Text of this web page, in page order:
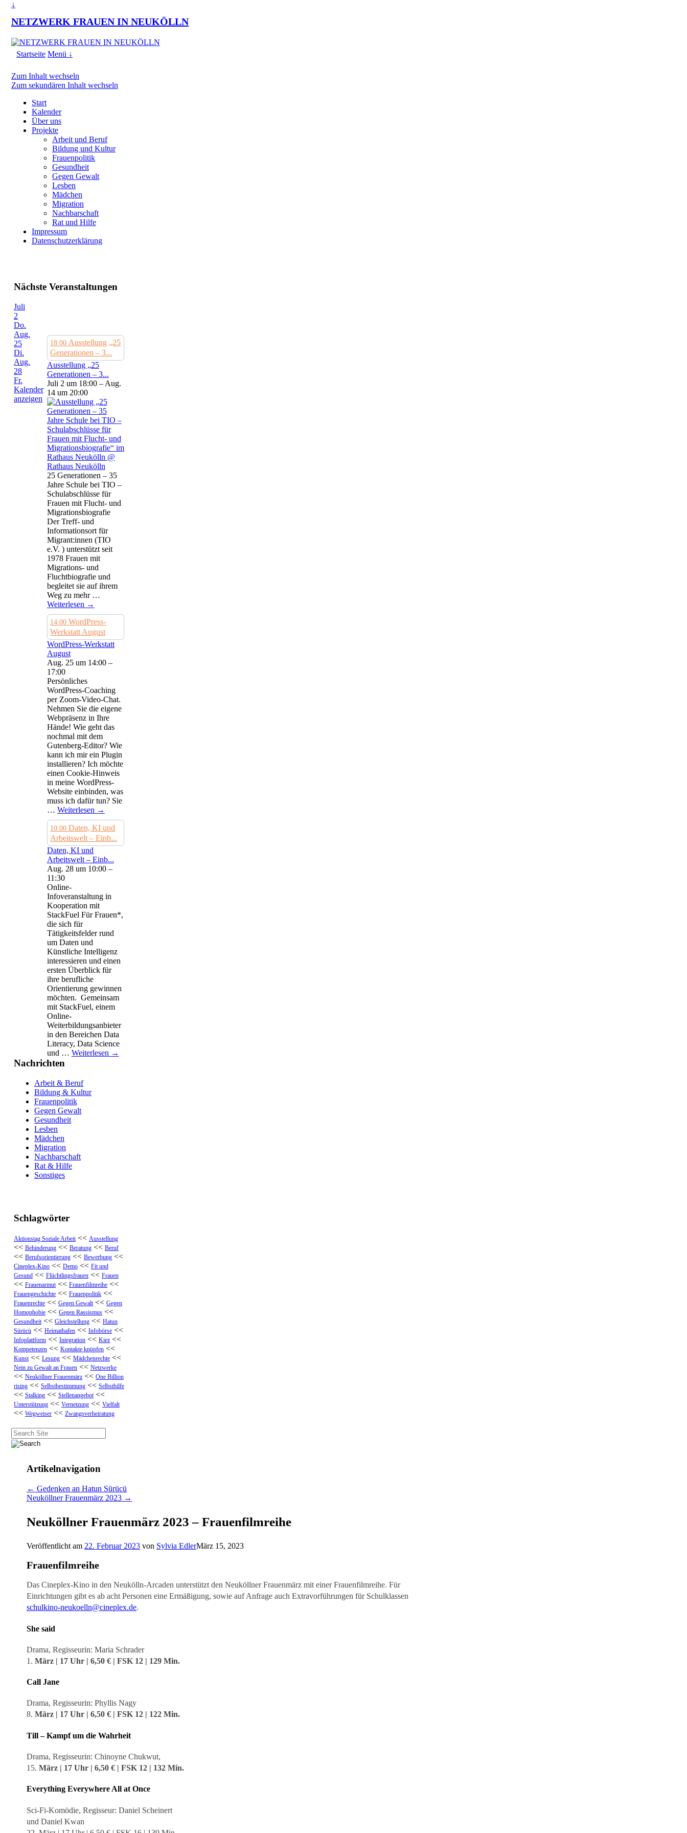
↓
NETZWERK FRAUEN IN NEUKÖLLN
Startseite Menü ↓
Zum Inhalt wechseln
Zum sekundären Inhalt wechseln
Start
Kalender
Über uns
Projekte
Arbeit und Beruf
Bildung und Kultur
Frauenpolitik
Gesundheit
Gegen Gewalt
Lesben
Mädchen
Migration
Nachbarschaft
Rat und Hilfe
Impressum
Datenschutzerklärung
Nächste Veranstaltungen
Juli
2
Do.
18:00 Ausstellung „25
Generationen – 3...
Ausstellung „25
Generationen – 3...
Juli 2 um 18:00 – Aug.
14 um 20:00
25 Generationen – 35
Jahre Schule bei TIO –
Schulabschlüsse für
Frauen mit Flucht- und
Migrationsbiografie
Der Treff- und
Informationsort für
Migrant:innen (TIO
e.V. ) unterstützt seit
1978 Frauen mit
Migrations- und
Fluchtbiografie und
begleitet sie auf ihrem
Weg zu mehr …
Weiterlesen →
Aug.
25
Di.
14:00 WordPress-
Werkstatt August
WordPress-Werkstatt
August
Aug. 25 um 14:00 –
17:00
Persönliches
WordPress-Coaching
per Zoom-Video-Chat.
Nehmen Sie die eigene
Webpräsenz in Ihre
Hände! Wie geht das
nochmal mit dem
Gutenberg-Editor? Wie
kann ich mir ein Plugin
installieren? Ich möchte
einen Cookie-Hinweis
in meine WordPress-
Website einbinden, was
muss ich dafür tun? Sie
… Weiterlesen →
Aug.
28
Fr.
10:00Daten, KI und
Arbeitswelt – Einb...
Daten, KI und
Arbeitswelt – Einb...
Aug. 28 um 10:00 –
11:30
Online-
Infoveranstaltung in
Kooperation mit
StackFuel Für Frauen*,
die sich für
Tätigkeitsfelder rund
um Daten und
Künstliche Intelligenz
interessieren und einen
ersten Überblick für
ihre berufliche
Orientierung gewinnen
möchten. Gemeinsam
mit StackFuel, einem
Online-
Weiterbildungsanbieter
in den Bereichen Data
Literacy, Data Science
und … Weiterlesen →
Kalender
anzeigen
Nachrichten
Arbeit & Beruf
Bildung & Kultur
Frauenpolitik
Gegen Gewalt
Gesundheit
Lesben
Mädchen
Migration
Nachbarschaft
Rat & Hilfe
Sonstiges
Schlagwörter
Aktionstag Soziale Arbeit << Ausstellung
<< Behinderung << Beratung << Beruf
<< Berufsorientierung << Bewerbung <<
Cineplex-Kino << Demo << Fit und
Gesund << Flüchtlingsfrauen << Frauen
<< Frauenarmut << Frauenfilmreihe <<
Frauengeschichte << Frauenpolitik <<
Frauenrechte << Gegen Gewalt << Gegen
Homophobie << Gegen Rassismus <<
Gesundheit << Gleichstellung << Hatun
Sürücü << Heimathafen << Infobörse <<
Infoplattform << Integration << Kiez <<
Kompetenzen << Kontakte knüpfen <<
Kunst << Lesung << Mädchenrechte <<
Nein zu Gewalt an Frauen << Netzwerke
<< Neuköllner Frauenmärz << One Billion
rising << Selbstbestimmung << Selbsthilfe
<< Stalking << Stellenangebot <<
Unterstützung << Vernetzung << Vielfalt
<< Wegweiser << Zwangsverheiratung
Suche
nach:
Artikelnavigation
← Gedenken an Hatun Sürücü
Neuköllner Frauenmärz 2023 →
Neuköllner Frauenmärz 2023 – Frauenfilmreihe
Veröffentlicht am 22. Februar 2023 von Sylvia EdlerMärz 15, 2023
Frauenfilmreihe
Das Cineplex-Kino in den Neukölln-Arcaden unterstützt den Neuköllner Frauenmärz mit einer Frauenfilmreihe. Für
Einrichtungen gibt es ab acht Personen eine Ermäßigung, sowie auf Anfrage auch Extravorführungen für Schulklassen
schulkino-neukoelln@cineplex.de.
She said
Drama, Regisseurin: Maria Schrader
1. März | 17 Uhr | 6,50 € | FSK 12 | 129 Min.
Call Jane
Drama, Regisseurin: Phyllis Nagy
8. März | 17 Uhr | 6,50 € | FSK 12 | 122 Min.
Till – Kampf um die Wahrheit
Drama, Regisseurin: Chinoyne Chukwut,
15. März | 17 Uhr | 6,50 € | FSK 12 | 132 Min.
Everything Everywhere All at Once
Sci-Fi-Komödie, Regisseur: Daniel Scheinert
und Daniel Kwan